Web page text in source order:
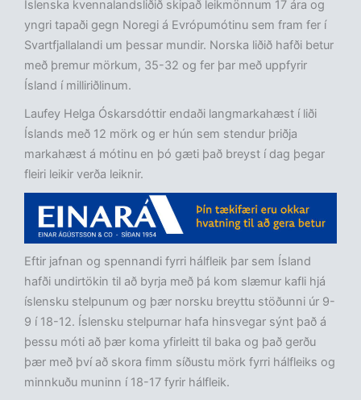
Íslenska kvennalandsliðið skipað leikmönnum 17 ára og
yngri tapaði gegn Noregi á Evrópumótinu sem fram fer í
Svartfjallalandi um þessar mundir. Norska liðið hafði betur
með þremur mörkum, 35-32 og fer þar með uppfyrir
Ísland í milliriðlinum.
Laufey Helga Óskarsdóttir endaði langmarkahæst í liði
Íslands með 12 mörk og er hún sem stendur þriðja
markahæst á mótinu en þó gæti það breyst í dag þegar
fleiri leikir verða leiknir.
Eftir jafnan og spennandi fyrri hálfleik þar sem Ísland
hafði undirtökin til að byrja með þá kom slæmur kafli hjá
íslensku stelpunum og þær norsku breyttu stöðunni úr 9-
9 í 18-12. Íslensku stelpurnar hafa hinsvegar sýnt það á
þessu móti að þær koma yfirleitt til baka og það gerðu
þær með því að skora fimm síðustu mörk fyrri hálfleiks og
minnkuðu muninn í 18-17 fyrir hálfleik.